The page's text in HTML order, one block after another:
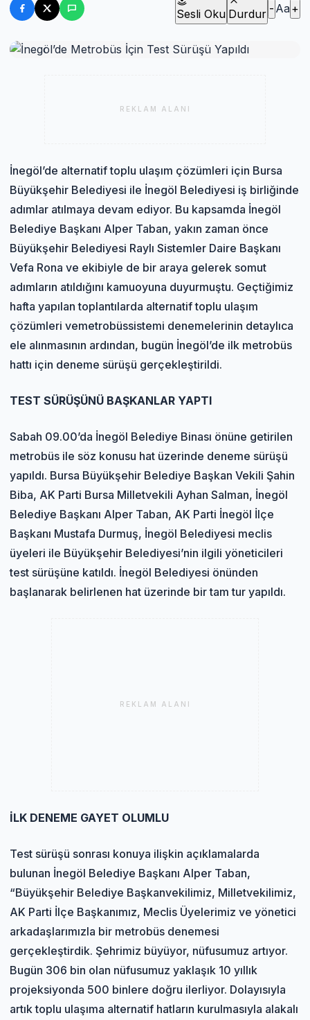
Sesli Oku Durdur - Aa+
REKLAM ALANI
İnegöl’de alternatif toplu ulaşım çözümleri için Bursa
Büyükşehir Belediyesi ile İnegöl Belediyesi iş birliğinde
adımlar atılmaya devam ediyor. Bu kapsamda İnegöl
Belediye Başkanı Alper Taban, yakın zaman önce
Büyükşehir Belediyesi Raylı Sistemler Daire Başkanı
Vefa Rona ve ekibiyle de bir araya gelerek somut
adımların atıldığını kamuoyuna duyurmuştu. Geçtiğimiz
hafta yapılan toplantılarda alternatif toplu ulaşım
çözümleri vemetrobüssistemi denemelerinin detaylıca
ele alınmasının ardından, bugün İnegöl’de ilk metrobüs
hattı için deneme sürüşü gerçekleştirildi.
TEST SÜRÜŞÜNÜ BAŞKANLAR YAPTI
Sabah 09.00’da İnegöl Belediye Binası önüne getirilen
metrobüs ile söz konusu hat üzerinde deneme sürüşü
yapıldı. Bursa Büyükşehir Belediye Başkan Vekili Şahin
Biba, AK Parti Bursa Milletvekili Ayhan Salman, İnegöl
Belediye Başkanı Alper Taban, AK Parti İnegöl İlçe
Başkanı Mustafa Durmuş, İnegöl Belediyesi meclis
üyeleri ile Büyükşehir Belediyesi’nin ilgili yöneticileri
test sürüşüne katıldı. İnegöl Belediyesi önünden
başlanarak belirlenen hat üzerinde bir tam tur yapıldı.
REKLAM ALANI
İLK DENEME GAYET OLUMLU
Test sürüşü sonrası konuya ilişkin açıklamalarda
bulunan İnegöl Belediye Başkanı Alper Taban,
“Büyükşehir Belediye Başkanvekilimiz, Milletvekilimiz,
AK Parti İlçe Başkanımız, Meclis Üyelerimiz ve yönetici
arkadaşlarımızla bir metrobüs denemesi
gerçekleştirdik. Şehrimiz büyüyor, nüfusumuz artıyor.
Bugün 306 bin olan nüfusumuz yaklaşık 10 yıllık
projeksiyonda 500 binlere doğru ilerliyor. Dolayısıyla
artık toplu ulaşıma alternatif hatların kurulmasıyla alakalı